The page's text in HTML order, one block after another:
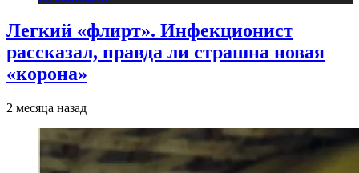
Легкий «флирт». Инфекционист
рассказал, правда ли страшна новая
«корона»
2 месяца назад